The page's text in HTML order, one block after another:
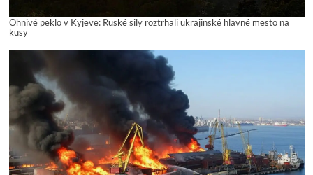
Ohnivé peklo v Kyjeve: Ruské sily roztrhali ukrajinské hlavné mesto na
kusy